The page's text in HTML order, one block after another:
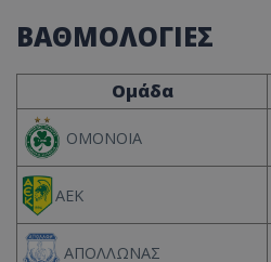
ΒΑΘΜΟΛΟΓΙΕΣ
Ομάδα
ΟΜΟΝΟΙΑ
ΑΕΚ
ΑΠΟΛΛΩΝΑΣ